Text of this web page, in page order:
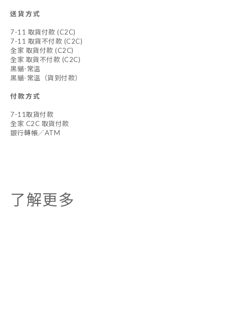
送貨方式
7-11 取貨付款 (C2C)
7-11 取貨不付款 (C2C)
全家 取貨付款 (C2C)
全家 取貨不付款 (C2C)
黑貓-常溫
黑貓-常溫（貨到付款）
付款方式
7-11取貨付款
全家 C2C 取貨付款
銀行轉帳／ATM
了解更多